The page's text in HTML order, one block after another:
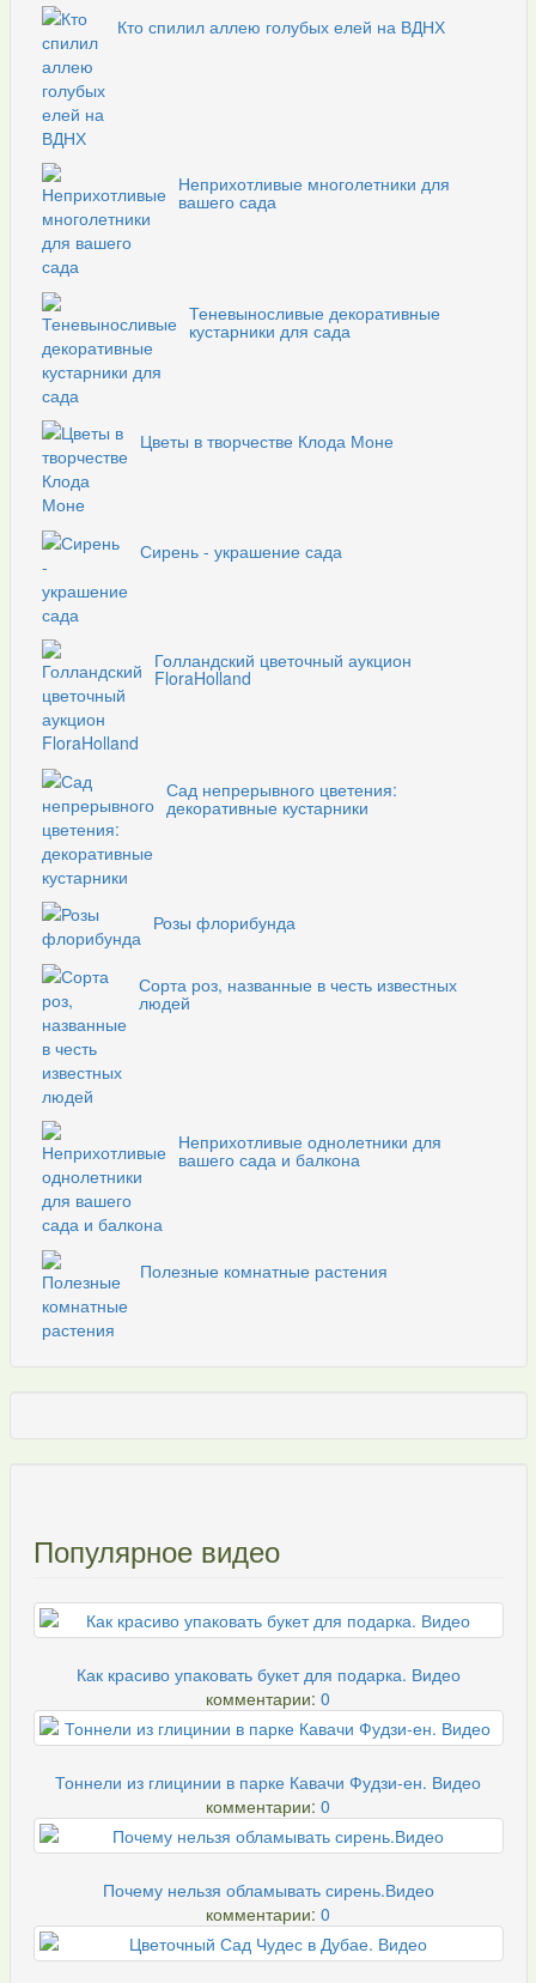
Кто спилил аллею голубых елей на ВДНХ
Неприхотливые многолетники для
вашего сада
Теневыносливые декоративные
кустарники для сада
Цветы в творчестве Клода Моне
Сирень - украшение сада
Голландский цветочный аукцион
FloraHolland
Сад непрерывного цветения:
декоративные кустарники
Розы флорибунда
Сорта роз, названные в честь известных
людей
Неприхотливые однолетники для
вашего сада и балкона
Полезные комнатные растения
Популярное видео
Как красиво упаковать букет для подарка. Видео
комментарии: 0
Тоннели из глицинии в парке Кавачи Фудзи-ен. Видео
комментарии: 0
Почему нельзя обламывать сирень.Видео
комментарии: 0